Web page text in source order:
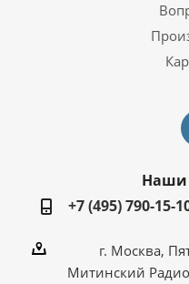
Наши
+7 (495) 790-15-
г. Москва,
Митинский